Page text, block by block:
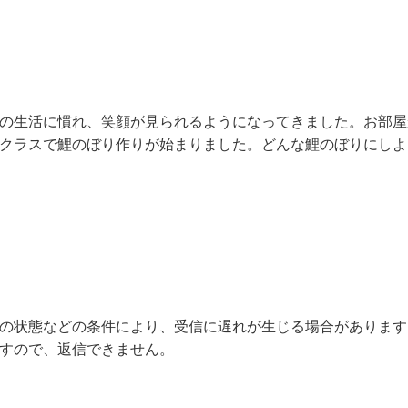
生活に慣れ、笑顔が見られるようになってきました。お部
ラスで鯉のぼり作りが始まりました。どんな鯉のぼりにし
状態などの条件により、受信に遅れが生じる場合がありま
ので、返信できません。